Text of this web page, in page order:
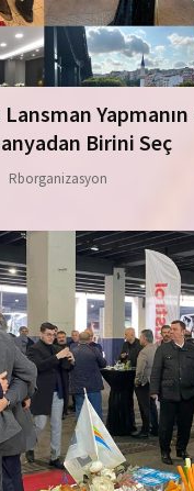
Birini Seç
Rborganizasyon